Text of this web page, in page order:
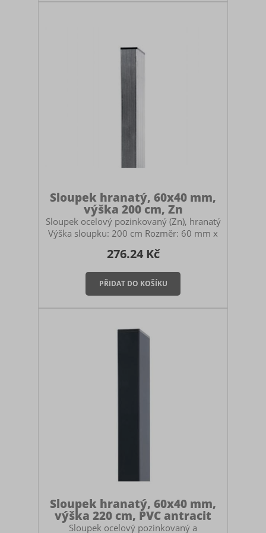
Sloupek hranatý, 60x40 mm,
výška 200 cm, Zn
Sloupek ocelový pozinkovaný (Zn), hranatý
Výška sloupku: 200 cm Rozměr: 60 mm x
plotů. Použití: průběžný, počáteční i
koncový sloupek pro panelové oplocení
nebo pletivo. Součástí sloupku je černá
plastová čepička. Montáž sloupku Sloupek
můžete zabetonovat do země, zasadit do
případě betonování myslete na to, abyste
si pořídili dostatečně vysoký sloupek.
276.24 Kč
Sloupek hranatý, 60x40 mm,
výška 220 cm, PVC antracit
Sloupek ocelový pozinkovaný a